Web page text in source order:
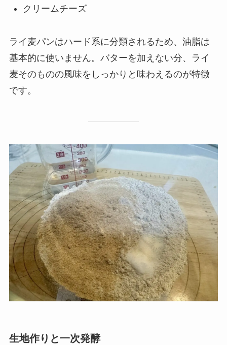
クリームチーズ
ライ麦パンはハード系に分類されるため、油脂は
基本的に使いません。バターを加えない分、ライ
麦そのものの風味をしっかりと味わえるのが特徴
です。
生地作りと一次発酵